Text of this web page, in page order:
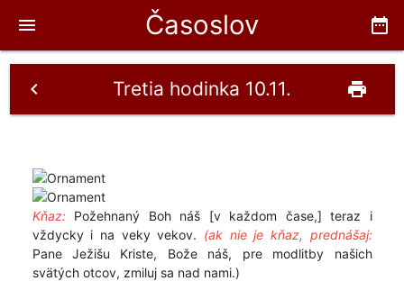
Časoslov date_range
menu
Tretia hodinka 10.11.
chevron_left print
Kňaz:Požehnaný Boh náš [v každom čase,] teraz i
vždycky i na veky vekov. (ak nie je kňaz, prednášaj:
Pane Ježišu Kriste, Bože náš, pre modlitby našich
svätých otcov, zmiluj sa nad nami.)